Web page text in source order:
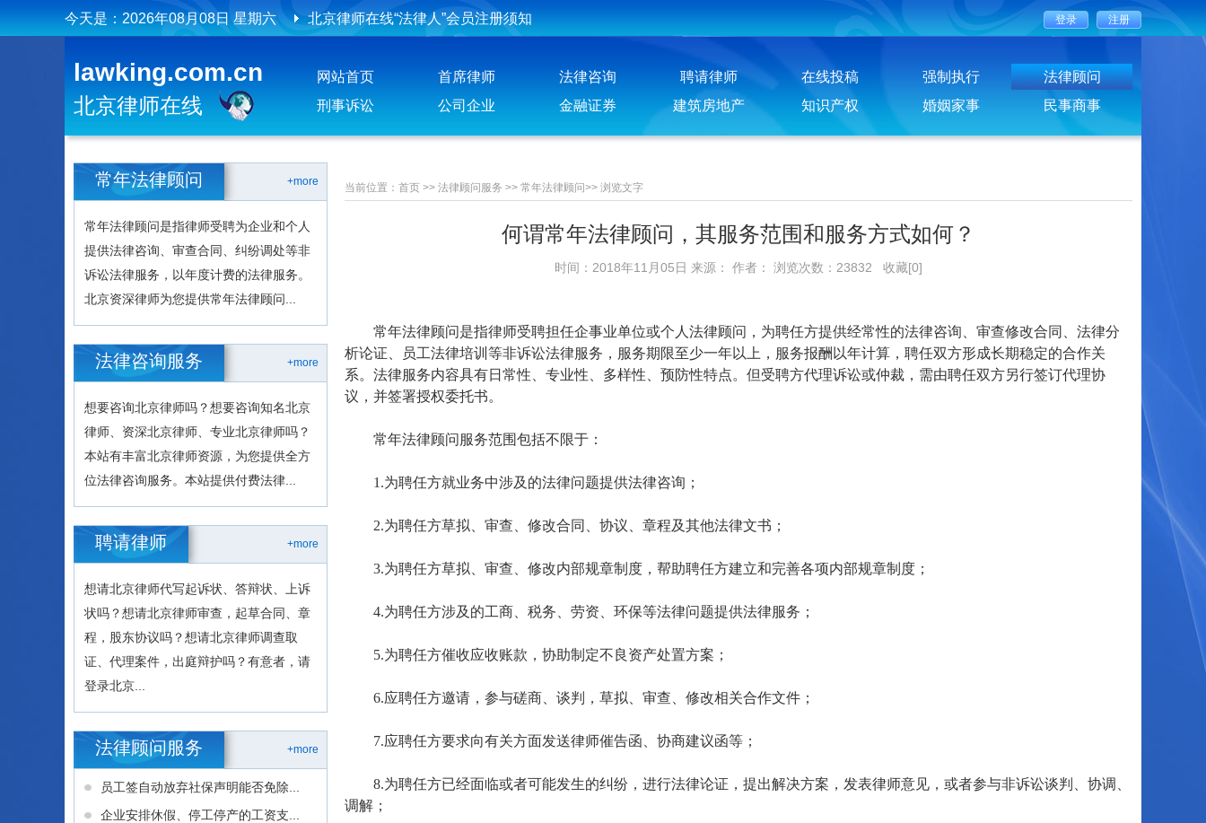
今天是： 2026年08月08日 星期六 北京律师在线“法律人”会员注册须知
lawking.com.cn
北京律师在线
网站首页 首席律师 法律咨询 聘请律师 在线投稿 强制执行
法律顾问
刑事诉讼
公司企业 金融证券 建筑房地产 知识产权 婚姻家事 民事商事
+more
常年法律顾问
常年法律顾问是指律师受聘为企业和个人
提供法律咨询、审查合同、纠纷调处等非
诉讼法律服务，以年度计费的法律服务。
北京资深律师为您提供常年法律顾问...
+more
法律咨询服务
想要咨询北京律师吗？想要咨询知名北京
律师、资深北京律师、专业北京律师吗？
本站有丰富北京律师资源，为您提供全方
位法律咨询服务。本站提供付费法律...
+more
聘请律师
想请北京律师代写起诉状、答辩状、上诉
状吗？想请北京律师审查，起草合同、章
程，股东协议吗？想请北京律师调查取
证、代理案件，出庭辩护吗？有意者，请
登录北京...
+more
法律顾问服务
员工签自动放弃社保声明能否免除...
企业安排休假、停工停产的工资支...
当前位置： 首页 >> 法律顾问服务 >> 常年法律顾问>> 浏览文字
何谓常年法律顾问，其服务范围和服务方式如何？
时间：2018年11月05日 来源： 作者： 浏览次数：23832 收藏[0]
常年法律顾问是指律师受聘担任企事业单位或个人法律顾问，为聘任方提供经常性的法律咨询、审查修改合同、法律分
析论证、员工法律培训等非诉讼法律服务，服务期限至少一年以上，服务报酬以年计算，聘任双方形成长期稳定的合作关
系。法律服务内容具有日常性、专业性、多样性、预防性特点。但受聘方代理诉讼或仲裁，需由聘任双方另行签订代理协
议，并签署授权委托书。
常年法律顾问服务范围包括不限于：
1.为聘任方就业务中涉及的法律问题提供法律咨询；
2.为聘任方草拟、审查、修改合同、协议、章程及其他法律文书；
3.为聘任方草拟、审查、修改内部规章制度，帮助聘任方建立和完善各项内部规章制度；
4.为聘任方涉及的工商、税务、劳资、环保等法律问题提供法律服务；
5.为聘任方催收应收账款，协助制定不良资产处置方案；
6.应聘任方邀请，参与磋商、谈判，草拟、审查、修改相关合作文件；
7.应聘任方要求向有关方面发送律师催告函、协商建议函等；
8.为聘任方已经面临或者可能发生的纠纷，进行法律论证，提出解决方案，发表律师意见，或者参与非诉讼谈判、协调、
调解；